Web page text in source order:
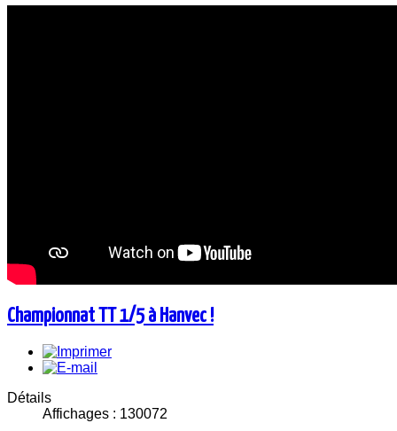
Championnat TT 1/5 à Hanvec !
Détails
Affichages : 130072